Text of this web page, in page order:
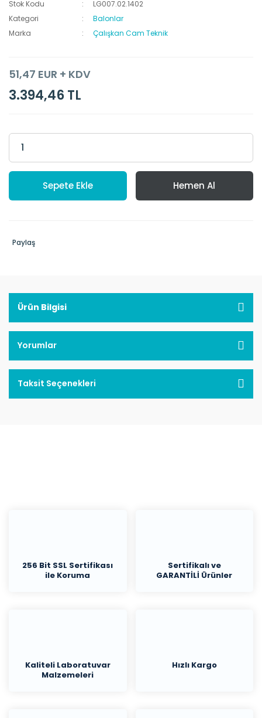
Stok Kodu
LG007.02.1402
Kategori
Balonlar
Marka
Çalışkan Cam Teknik
51,47 EUR + KDV
3.394,46 TL
Sepete Ekle Hemen Al
Paylaş
Ürün Bilgisi
Yorumlar
Taksit Seçenekleri
256 Bit SSL Sertifikası
ile Koruma
Sertifikalı ve
GARANTİLİ Ürünler
Kaliteli Laboratuvar
Malzemeleri
Hızlı Kargo